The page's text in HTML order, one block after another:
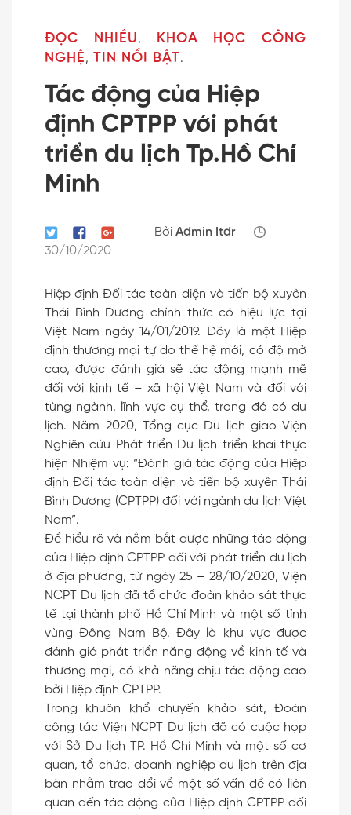
ĐỌC NHIỀU, KHOA HỌC CÔNG
NGHỆ, TIN NỔI BẬT.
Tác động của Hiệp
định CPTPP với phát
triển du lịch Tp.Hồ Chí
Minh
Bởi Admin Itdr
30/10/2020
Hiệp định Đối tác toàn diện và tiến bộ xuyên
Thái Bình Dương chính thức có hiệu lực tại
Việt Nam ngày 14/01/2019. Đây là một Hiệp
định thương mại tự do thế hệ mới, có độ mở
cao, được đánh giá sẽ tác động mạnh mẽ
đối với kinh tế – xã hội Việt Nam và đối với
từng ngành, lĩnh vực cụ thể, trong đó có du
lịch. Năm 2020, Tổng cục Du lịch giao Viện
Nghiên cứu Phát triển Du lịch triển khai thực
hiện Nhiệm vụ: “Đánh giá tác động của Hiệp
định Đối tác toàn diện và tiến bộ xuyên Thái
Bình Dương (CPTPP) đối với ngành du lịch Việt
Nam”.
Để hiểu rõ và nắm bắt được những tác động
của Hiệp định CPTPP đối với phát triển du lịch
ở địa phương, từ ngày 25 – 28/10/2020, Viện
NCPT Du lịch đã tổ chức đoàn khảo sát thực
tế tại thành phố Hồ Chí Minh và một số tỉnh
vùng Đông Nam Bộ. Đây là khu vực được
đánh giá phát triển năng động về kinh tế và
thương mại, có khả năng chịu tác động cao
bởi Hiệp định CPTPP.
Trong khuôn khổ chuyến khảo sát, Đoàn
công tác Viện NCPT Du lịch đã có cuộc họp
với Sở Du lịch TP. Hồ Chí Minh và một số cơ
quan, tổ chức, doanh nghiệp du lịch trên địa
bàn nhằm trao đổi về một số vấn đề có liên
quan đến tác động của Hiệp định CPTPP đối